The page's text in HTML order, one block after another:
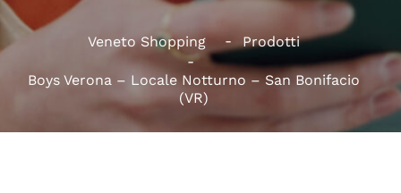
Veneto Shopping Prodotti
Boys Verona – Locale Notturno – San Bonifacio
(VR)